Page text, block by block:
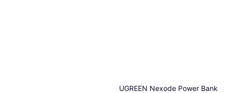
UGREEN Nexode Power Bank